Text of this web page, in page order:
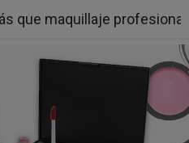
que maquillaje